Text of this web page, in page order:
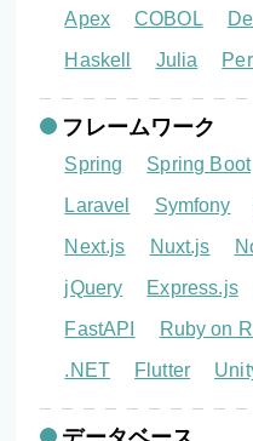
Apex
COBOL
Haskell
Julia Perl
フレームワーク
Spring Spring Boot
Laravel
Symfony
Next.js
Nuxt.js
jQuery
Express.js
FastAPI
Ruby on
.NET
Flutter